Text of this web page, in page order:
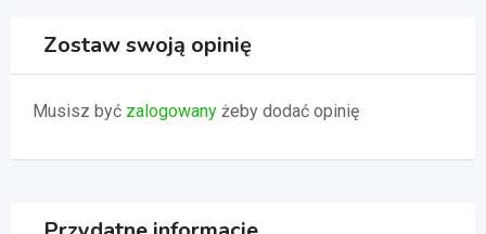
Zostaw swoją opinię
Musisz być zalogowany żeby dodać opinię